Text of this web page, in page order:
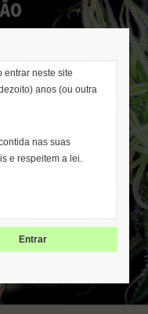
entrar neste site
anos (ou outra
nas suas
e respeitem a lei.
Entrar